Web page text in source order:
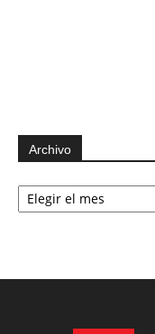
Archivo
Archivo